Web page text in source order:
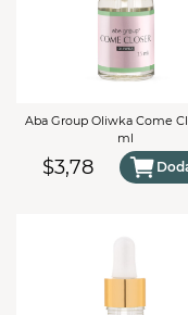
Aba Group Oliwka Come
ml
$3,78